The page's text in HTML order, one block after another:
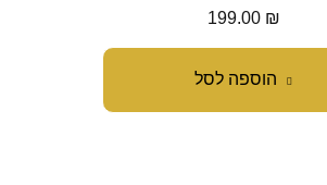
הוספה לסל
199.00 ₪